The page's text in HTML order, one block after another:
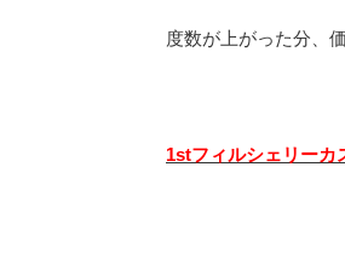
度数が上がった分、
1stフィルシェリーカ